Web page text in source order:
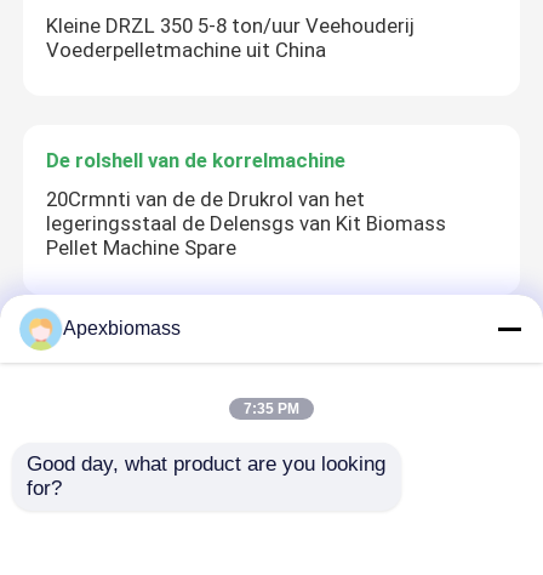
Kleine DRZL 350 5-8 ton/uur Veehouderij
Voederpelletmachine uit China
De rolshell van de korrelmachine
20Crmnti van de de Drukrol van het
legeringsstaal de Delensgs van Kit Biomass
Pellet Machine Spare
De Machine van de hamermolen
10mm de Molenmachine van de Gras Malende
Apexbiomass
7:35 PM
Good day, what product are you looking
for?